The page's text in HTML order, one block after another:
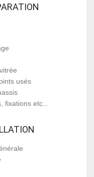
usés
fixations etc...